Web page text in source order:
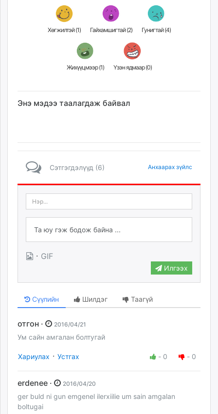
Хөгжилтэй (1) Гайхамшигтай (2) Гунигтай (4)
Жихүүцмээр (1) Үзэн ядмаар (0)
Энэ мэдээ таалагдаж байвал
Сэтгэгдэлүүд (6) Анхаарах зүйлс
· GIF
Илгээх
Сүүлийн Шилдэг Таагүй
отгон · 2016/04/21
Ум сайн амгалан болтугай
Хариулах · Устгах - 0 - 0
erdenee · 2016/04/20
ger buld ni gun emgenel ilerxiilie um sain amgalan
boltugai